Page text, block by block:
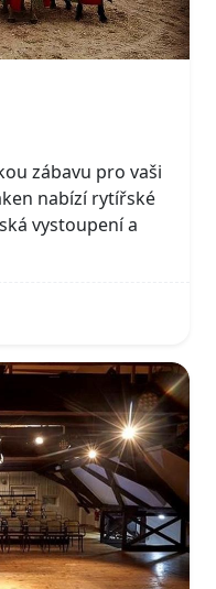
zábavu pro vaši
nabízí rytířské
vystoupení a